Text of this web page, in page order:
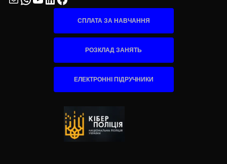
СПЛАТА ЗА НАВЧАННЯ
РОЗКЛАД ЗАНЯТЬ
ЕЛЕКТРОННІ ПІДРУЧНИКИ